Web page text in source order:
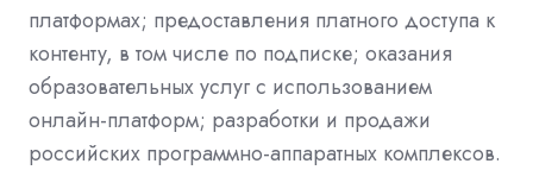
платформах; предоставления платного доступа к
контенту, в том числе по подписке; оказания
образовательных услуг с использованием
онлайн-платформ; разработки и продажи
российских программно-аппаратных комплексов.